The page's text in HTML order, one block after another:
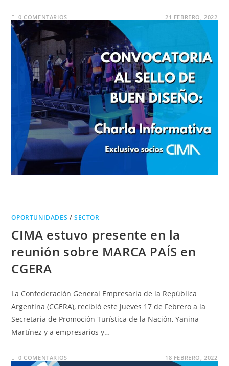
0 COMENTARIOS 21 FEBRERO, 2022
OPORTUNIDADES /SECTOR
CIMA estuvo presente en la
reunión sobre MARCA PAÍS en
CGERA
La Confederación General Empresaria de la República
Argentina (CGERA), recibió este jueves 17 de Febrero a la
Secretaria de Promoción Turística de la Nación, Yanina
Martínez y a empresarios y…
0 COMENTARIOS 18 FEBRERO, 2022